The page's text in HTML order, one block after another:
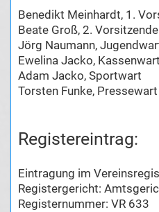
Benedikt Meinhardt, 1.
Beate Groß, 2. Vorsitzende
Jörg Naumann,
Ewelina Jacko, Kassenwart
Adam Jacko, Sportwart
Torsten Funke, Pressewart
Registereintrag:
Eintragung im
Registergericht:
Registernummer: VR 633